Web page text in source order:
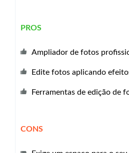
PROS
Ampliador de fotos
Edite fotos aplicando
Ferramentas de edição de
CONS